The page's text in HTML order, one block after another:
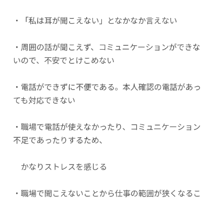
・「私は耳が聞こえない」となかなか言えない
・周囲の話が聞こえず、コミュニケーションができな
いので、不安でとけこめない
・電話ができずに不便である。本人確認の電話があっ
ても対応できない
・職場で電話が使えなかったり、コミュニケーション
不足であったりするため、
かなりストレスを感じる
・職場で聞こえないことから仕事の範囲が狭くなるこ